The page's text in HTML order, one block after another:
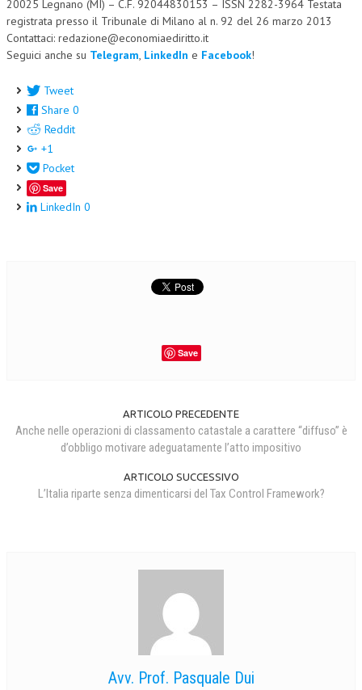
20025 Legnano (MI) – C.F. 92044830153 – ISSN 2282-3964 Testata
registrata presso il Tribunale di Milano al n. 92 del 26 marzo 2013
Contattaci: redazione@economiaediritto.it
Seguici anche su Telegram, LinkedIn e Facebook!
Tweet
Share 0
Reddit
+1
Pocket
Save
LinkedIn 0
Save
ARTICOLO PRECEDENTE
Anche nelle operazioni di classamento catastale a carattere “diffuso” è
d’obbligo motivare adeguatamente l’atto impositivo
ARTICOLO SUCCESSIVO
L’Italia riparte senza dimenticarsi del Tax Control Framework?
Avv. Prof. Pasquale Dui